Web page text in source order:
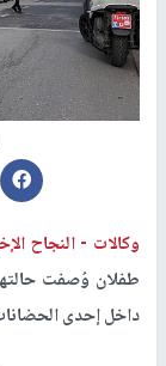
وكالات -النجاح
طفلان وُصفت
داخل إحدى